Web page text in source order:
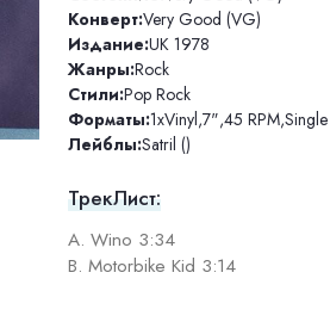
Конверт:Very Good (VG)
Издание:UK 1978
Жанры:Rock
Стили:Pop Rock
Форматы:1xVinyl,7",45 RPM,Single
Лейблы:Satril ()
ТрекЛист:
A. Wino 3:34
B. Motorbike Kid 3:14